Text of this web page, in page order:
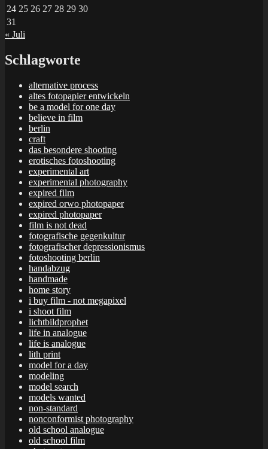
24 25 26 27 28 29 30
31
« Juli
Schlagworte
alternative process
altes fotopapier entwickeln
be a model for one day
believe in film
berlin
craft
das besondere shooting
erotisches fotoshooting
experimental art
experimental photography
expired film
expired orwo photopaper
expired photopaper
film is not dead
fotografische gegenkultur
fotografischer depressionismus
fotoshooting berlin
handabzug
handmade
home story
i buy film - not megapixel
i shoot film
lichtbildprophet
life in analogue
life is analogue
lith print
model for a day
modeling
model search
models wanted
non-standard
nonconformist photography
old school analogue
old school film